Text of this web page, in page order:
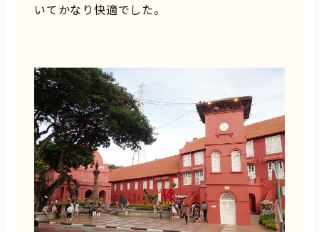
いてかなり快適でした。